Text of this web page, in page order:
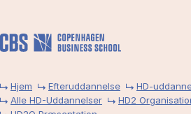
Hjem Efteruddannelse
HD-
Alle HD-Uddannelser
HD2